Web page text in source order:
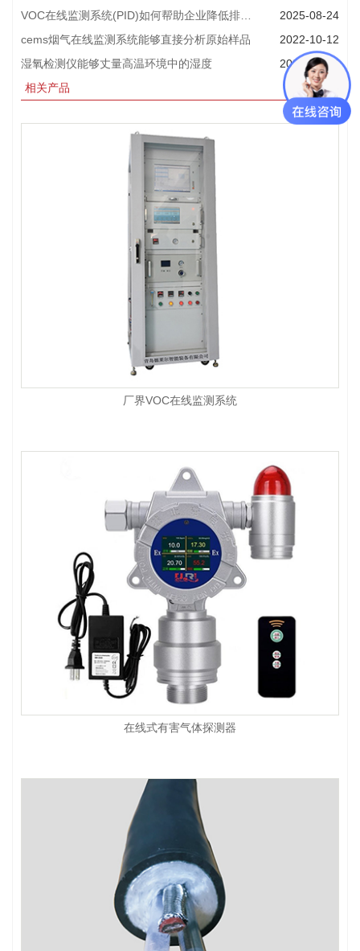
2025-08-24
cems烟气在线监测系统能够直接分析原始样品
2022-10-12
湿氧检测仪能够丈量高温环境中的湿度
2023-03-14
相关产品
厂界VOC在线监测系统
在线式有害气体探测器